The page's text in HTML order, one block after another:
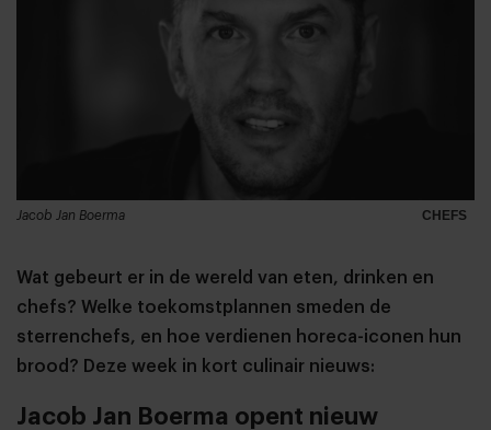
CHEFS
Jacob Jan Boerma
Wat gebeurt er in de wereld van eten, drinken en
chefs? Welke toekomstplannen smeden de
sterrenchefs, en hoe verdienen horeca-iconen hun
brood? Deze week in kort culinair nieuws:
Jacob Jan Boerma opent nieuw